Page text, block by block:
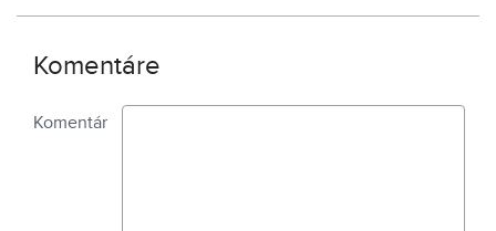
Komentáre
Komentár